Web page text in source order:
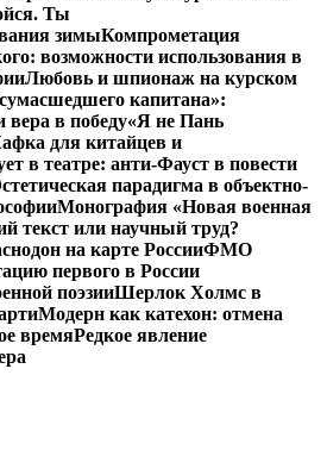
Ты
зимыКомпрометация
возможности использования в
Любовь и шпионаж на курском
капитана»:
в победу«Я не Пань
для китайцев и
в театре: анти-Фауст в повести
парадигма в объектно-
Монография «Новая военная
текст или научный труд?
на карте РоссииФМО
первого в России
поэзииШерлок Холмс в
Модерн как катехон: отмена
времяРедкое явление